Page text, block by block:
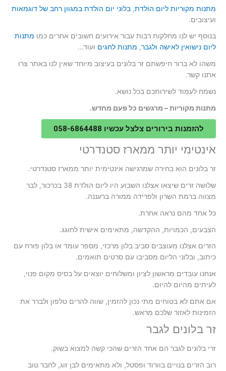
מתנות מקוריות ליום הולדת, בלוני יום הולדת במגוון רחב של דוגמאות
ועיצובים.
בנוסף יש לנו מחלקות רבות עבור אירועים חשובים אחרים כמו מתנות
ליום נישואין לאישה ולגבר, מתנות לחגים ועוד…
משהו לא ברור חיפשתם זר בלונים בעיצוב מיוחד שאין לנו באתר צרו
אתנו קשר.
נשמח לעמוד לשירותכם בכל נושא.
מתנות מקוריות – מרגשים כל פעם מחדש.
להזמנות בירורים צלצל עכשיו 058-6864488
אינטימי יותר ממארז סטנדרטי
זר בלונים הוא בחירה שמרגישה אינטימית יותר ממארז סטנדרטי.
שלושה זרים שיצאו אצלנו השבוע היו ליום הולדת 38 בכרכור, לבר
מצווה ברמת השרון ולפרידה ממורה ברעננה.
כל אחד מהם נראה אחרת.
הצבעים, הכמויות, ההקדשה, מתאימים אישית לחוגג.
הזרים אצלנו מעוצבים סביב בלון מרכזי, מספר עומד או בלון פורח עם
כיתוב, ובלוני הליום מסביבו עם סרטים תואמים.
אנחנו עובדים מראשון לציון ומשלוחים יוצאים על בסיס מקום פנוי,
לעיתים מהיום להיום.
אם אתם לא בטוחים מתי נכון להזמין, שווה להרים טלפון ולברר את
הזמינות לאזור שלכם מראש.
זר בלונים לגבר
זרי בלונים לגבר הם אחד הזרים שהכי קשה למצוא בשוק.
רוב הזרים בנויים בוורוד ופסטל, ולא מתאימים לבן זוג, לחבר טוב